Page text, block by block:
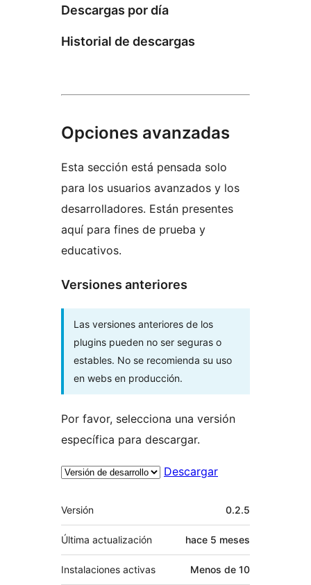
Descargas por día
Historial de descargas
Opciones avanzadas
Esta sección está pensada solo
para los usuarios avanzados y los
desarrolladores. Están presentes
aquí para fines de prueba y
educativos.
Versiones anteriores
Las versiones anteriores de los
plugins pueden no ser seguras o
estables. No se recomienda su uso
en webs en producción.
Por favor, selecciona una versión
específica para descargar.
Descargar
Meta
Versión 0.2.5
Última actualización hace 5 meses
Instalaciones activas Menos de 10